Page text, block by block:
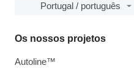
Portugal / português
Os nossos projetos
Autoline™